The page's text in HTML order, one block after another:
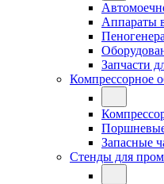
Аппараты
Запчасти
Компрессорное
Запасные
Стенды для